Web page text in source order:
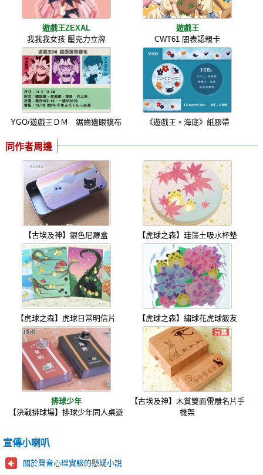
遊戲王ZEXAL
我我我女孩 壓克力立牌
遊戲王
CWT61 闇表認親卡
YGO/遊戲王ＤＭ 鋸齒邊眼鏡布 《遊戲王。海底》紙膠帶
同作者周邊
【古埃及神】銀色尼羅盒 【虎球之森】珪藻土吸水杯墊
【虎球之森】虎球日常明信片 【虎球之森】繡球花虎球飯友
排球少年
【決戰排球場】排球少年同人桌遊
【古埃及神】木質雙面雷雕名片手
機架
宣傳小喇叭
關於聲音心理實驗的懸疑小說